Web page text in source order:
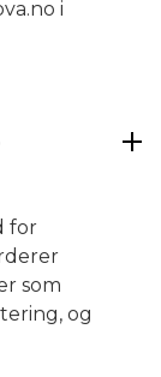
i
for
som
og